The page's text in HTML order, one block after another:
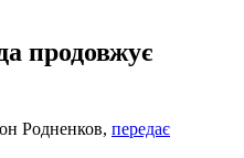
продовжує
Родненков, передає